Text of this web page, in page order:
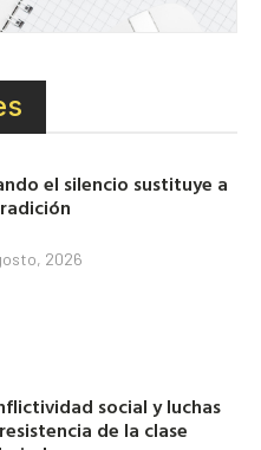
el silencio sustituye a
2026
social y luchas
de la clase